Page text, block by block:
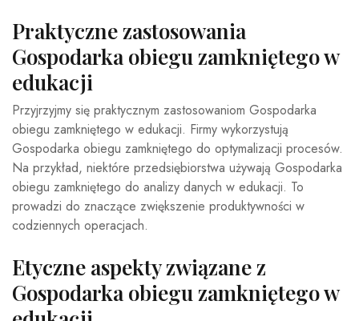
Praktyczne zastosowania
Gospodarka obiegu zamkniętego w
edukacji
Przyjrzyjmy się praktycznym zastosowaniom Gospodarka
obiegu zamkniętego w edukacji. Firmy wykorzystują
Gospodarka obiegu zamkniętego do optymalizacji procesów.
Na przykład, niektóre przedsiębiorstwa używają Gospodarka
obiegu zamkniętego do analizy danych w edukacji. To
prowadzi do znaczące zwiększenie produktywności w
codziennych operacjach.
Etyczne aspekty związane z
Gospodarka obiegu zamkniętego w